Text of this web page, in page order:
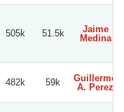
505k 51.5k
Jaime
Medina
482k 59k
Guillermo
A. Perez